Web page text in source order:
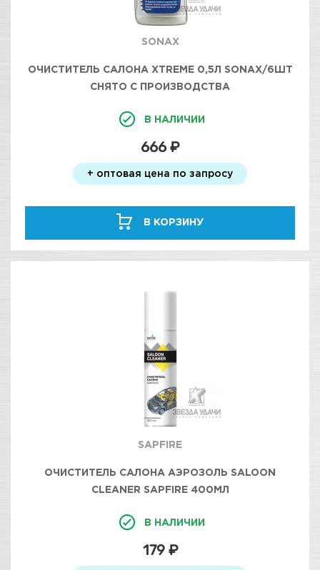
SONAX
ОЧИСТИТЕЛЬ САЛОНА XTREME 0,5Л SONAX/6ШТ
СНЯТО С ПРОИЗВОДСТВА
В НАЛИЧИИ
666 ₽
+ оптовая цена по запросу
В КОРЗИНУ
SAPFIRE
ОЧИСТИТЕЛЬ САЛОНА АЭРОЗОЛЬ SALOON
CLEANER SAPFIRE 400МЛ
В НАЛИЧИИ
179 ₽